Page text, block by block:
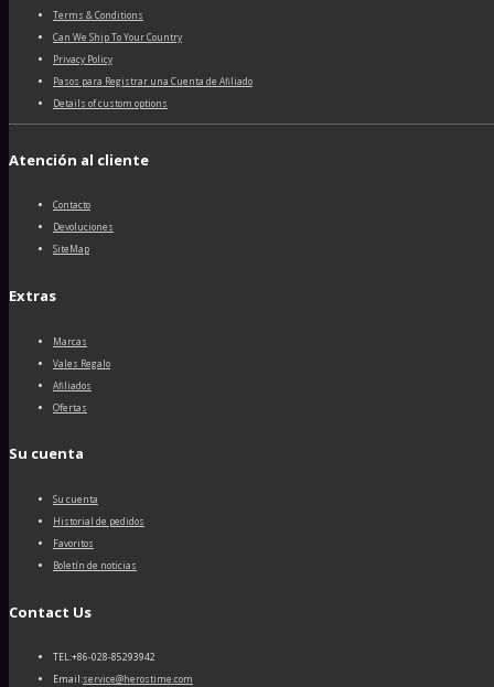
Terms & Conditions
Can We Ship To Your Country
Privacy Policy
Pasos para Registrar una Cuenta de Afiliado
Details of custom options
Atención al cliente
Contacto
Devoluciones
SiteMap
Extras
Marcas
Vales Regalo
Afiliados
Ofertas
Su cuenta
Su cuenta
Historial de pedidos
Favoritos
Boletín de noticias
Contact Us
TEL:+86-028-85293942
Email:service@herostime.com